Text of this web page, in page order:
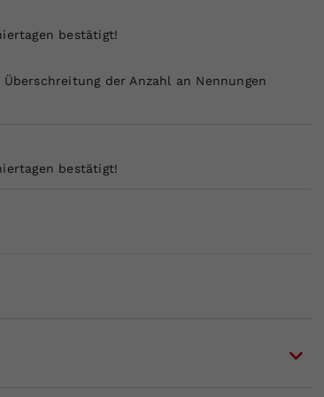
bestätigt!
Überschreitung der Anzahl an Nennungen
bestätigt!